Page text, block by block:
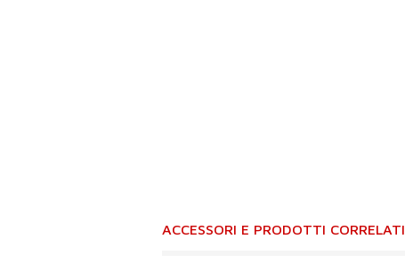
ACCESSORI E PRODOTTI CORRELATI